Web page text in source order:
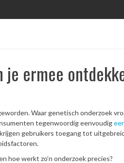
je ermee
Waar genetisch onderzoek
tegenwoordig eenvoudig
gebruikers toegang tot
hoe werkt zo’n onderzoek precies?